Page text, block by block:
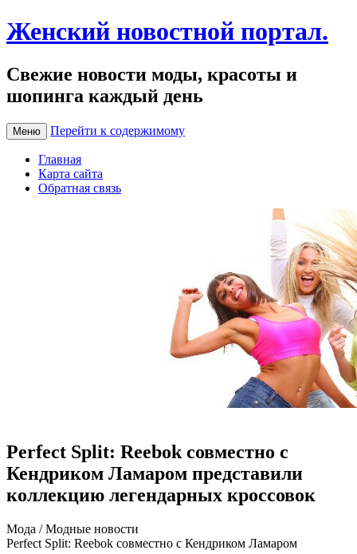
Женский новостной портал.
Свежие новости моды, красоты и
шопинга каждый день
Меню Перейти к содержимому
Главная
Карта сайта
Обратная связь
Perfect Split: Reebok совместно с
Кендриком Ламаром представили
коллекцию легендарных кроссовок
Мoдa / Мoдныe нoвoсти
Perfect Split: Reebok совместно с Кендриком Ламаром